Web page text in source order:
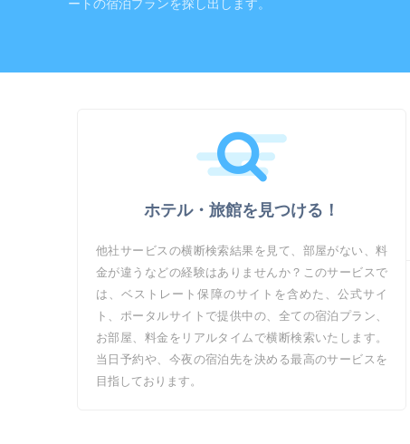
ートの宿泊プランを探し出します。
ホテル・旅館を見つける！
他社サービスの横断検索結果を見て、部屋がない、料
金が違うなどの経験はありませんか？このサービスで
は、ベストレート保障のサイトを含めた、公式サイ
ト、ポータルサイトで提供中の、全ての宿泊プラン、
お部屋、料金をリアルタイムで横断検索いたします。
当日予約や、今夜の宿泊先を決める最高のサービスを
目指しております。